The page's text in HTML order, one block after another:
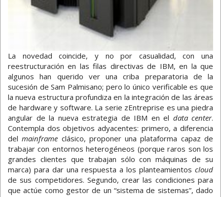
La novedad coincide, y no por casualidad, con una
reestructuración en las filas directivas de IBM, en la que
algunos han querido ver una criba preparatoria de la
sucesión de Sam Palmisano; pero lo único verificable es que
la nueva estructura profundiza en la integración de las áreas
de hardware y software. La serie zEntreprise es una piedra
angular de la nueva estrategia de IBM en el data center.
Contempla dos objetivos adyacentes: primero, a diferencia
delmainframe clásico, proponer una plataforma capaz de
trabajar con entornos heterogéneos (porque raros son los
grandes clientes que trabajan sólo con máquinas de su
marca) para dar una respuesta a los planteamientos cloud
de sus competidores. Segundo, crear las condiciones para
que actúe como gestor de un “sistema de sistemas”, dado